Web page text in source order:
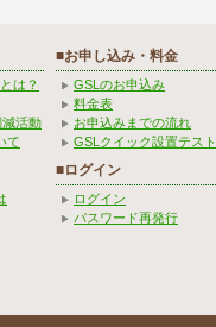
は？
活動
て
■お申し込み・料金
GSLのお申込み
料金表
お申込みまでの流れ
GSLクイック設置テスト
■ログイン
ログイン
パスワード再発行